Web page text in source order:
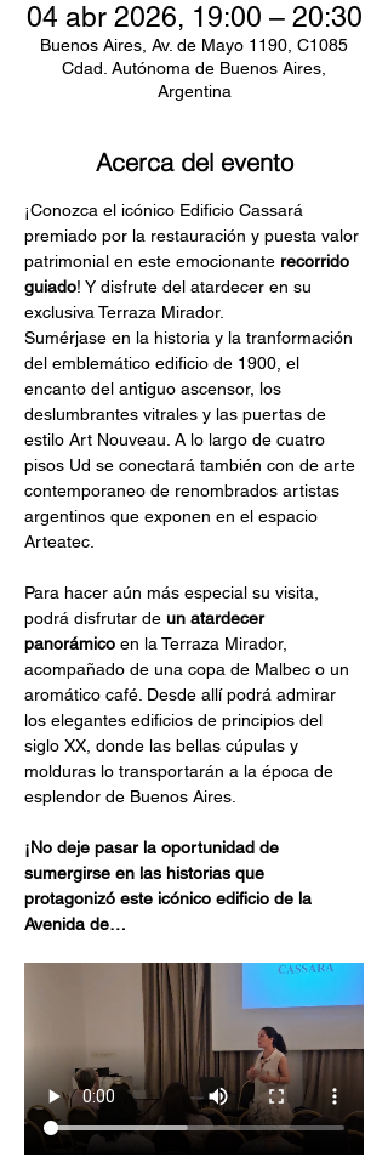
04 abr 2026, 19:00 – 20:30
Buenos Aires, Av. de Mayo 1190, C1085
Cdad. Autónoma de Buenos Aires,
Argentina
Acerca del evento
¡Conozca el icónico Edificio Cassará
premiado por la restauración y puesta valor
patrimonial en este emocionante recorrido
guiado! Y disfrute del atardecer en su
exclusiva Terraza Mirador.
Sumérjase en la historia y la tranformación
del emblemático edificio de 1900, el
encanto del antiguo ascensor, los
deslumbrantes vitrales y las puertas de
estilo Art Nouveau. A lo largo de cuatro
pisos Ud se conectará también con de arte
contemporaneo de renombrados artistas
argentinos que exponen en el espacio
Arteatec.
Para hacer aún más especial su visita,
podrá disfrutar de un atardecer
panorámico en la Terraza Mirador,
acompañado de una copa de Malbec o un
aromático café. Desde allí podrá admirar
los elegantes edificios de principios del
siglo XX, donde las bellas cúpulas y
molduras lo transportarán a la época de
esplendor de Buenos Aires.
¡No deje pasar la oportunidad de
sumergirse en las historias que
protagonizó este icónico edificio de la
Avenida de…